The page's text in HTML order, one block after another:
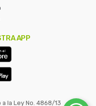
APP
la Ley No. 4868/13